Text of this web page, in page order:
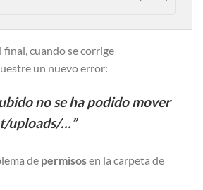
final, cuando se corrige
un nuevo error:
no se ha podido mover
uploads/…”
de permisosen la carpeta de